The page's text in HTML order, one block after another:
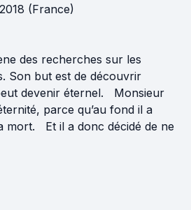
2018 (France)
des recherches sur les
Son but est de découvrir
devenir éternel. Monsieur
parce qu’au fond il a
mort. Et il a donc décidé de ne